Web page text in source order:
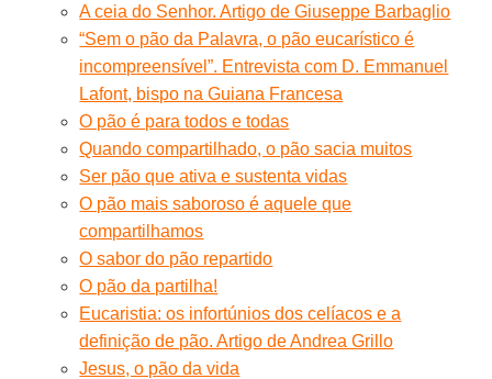
A ceia do Senhor. Artigo de Giuseppe Barbaglio
“Sem o pão da Palavra, o pão eucarístico é
incompreensível”. Entrevista com D. Emmanuel
Lafont, bispo na Guiana Francesa
O pão é para todos e todas
Quando compartilhado, o pão sacia muitos
Ser pão que ativa e sustenta vidas
O pão mais saboroso é aquele que
compartilhamos
O sabor do pão repartido
O pão da partilha!
Eucaristia: os infortúnios dos celíacos e a
definição de pão. Artigo de Andrea Grillo
Jesus, o pão da vida